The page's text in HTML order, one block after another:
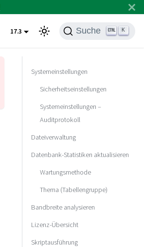
17.3 Suche K
Systemeinstellungen
Sicherheitseinstellungen
Systemeinstellungen –
Auditprotokoll
Dateiverwaltung
Datenbank-Statistiken aktualisieren
Wartungsmethode
Thema (Tabellengruppe)
Bandbreite analysieren
Lizenz-Übersicht
Skriptausführung